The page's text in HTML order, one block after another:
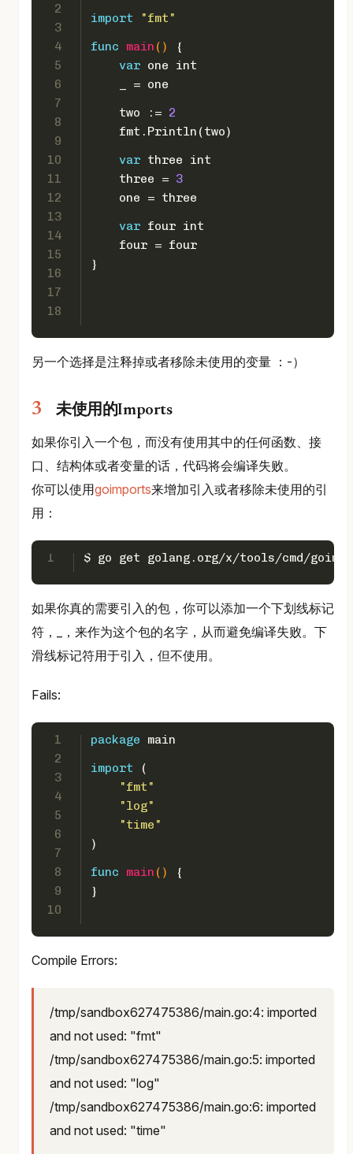
2
3
4
5
6
7
8
9
10
11
12
13
14
15
16
17
18
import
"fmt"
func
main ()
{
var one int
    _ = one
    two :=
2
    fmt.Println(two)
var three int
    three =
3
    one = three
var four int
    four = four
}
另一个选择是注释掉或者移除未使用的变量 ：-）
未使用的Imports
如果你引入一个包，而没有使用其中的任何函数、接
口、结构体或者变量的话，代码将会编译失败。
你可以使用goimports来增加引入或者移除未使用的引
用：
1 $ go get golang.org/x/tools/cmd/
如果你真的需要引入的包，你可以添加一个下划线标记
符，_，来作为这个包的名字，从而避免编译失败。下
滑线标记符用于引入，但不使用。
Fails:
1
2
3
4
5
6
7
8
9
10
package main
import (
"fmt"
"log"
"time"
)
func
main ()
{
}
Compile Errors:
/tmp/sandbox627475386/main.go:4: imported
and not used: "fmt"
/tmp/sandbox627475386/main.go:5: imported
and not used: "log"
/tmp/sandbox627475386/main.go:6: imported
and not used: "time"